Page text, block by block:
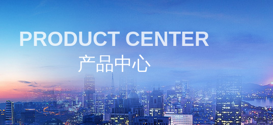
PRODUCT CENTER
产品中心